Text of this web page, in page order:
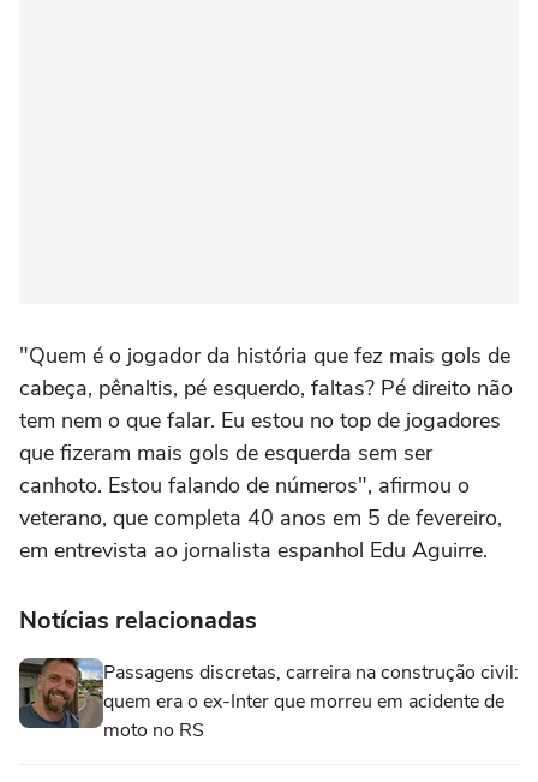
"Quem é o jogador da história que fez mais gols de
cabeça, pênaltis, pé esquerdo, faltas? Pé direito não
tem nem o que falar. Eu estou no top de jogadores
que fizeram mais gols de esquerda sem ser
canhoto. Estou falando de números", afirmou o
veterano, que completa 40 anos em 5 de fevereiro,
em entrevista ao jornalista espanhol Edu Aguirre.
Notícias relacionadas
Passagens discretas, carreira na construção civil:
quem era o ex-Inter que morreu em acidente de
moto no RS